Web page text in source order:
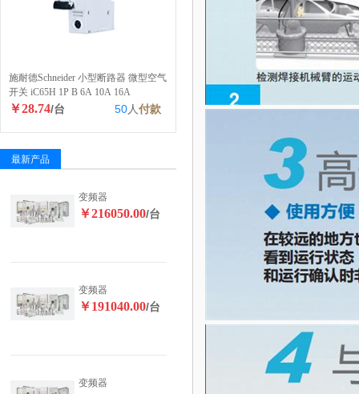
施耐德Schneider 小型断路器 微型空气
开关 iC65H 1P B 6A 10A 16A
￥28.74/台 50人付款
最新产品
变频器
￥216050.00/台
变频器
￥191040.00/台
变频器